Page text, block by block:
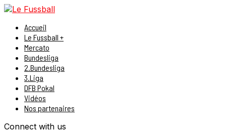
Accueil
Le Fussball +
Mercato
Bundesliga
2.Bundesliga
3.Liga
DFB Pokal
Vidéos
Nos partenaires
Connect with us